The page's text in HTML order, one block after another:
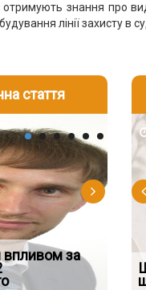
отримують знання про
лінії захисту в
за ігн
2026-
стаття
за
під час
як діяти